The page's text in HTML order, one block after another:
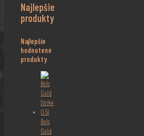
Najlepšie
produkty
Najlepšie
hodnotené
produkty
Bols
Gold